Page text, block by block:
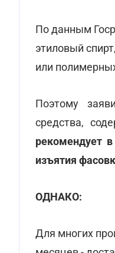
По данным
этиловый
или
Поэтому
средства,
рекомендует
изъятия
ОДНАКО:
Для многих